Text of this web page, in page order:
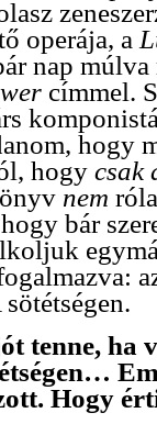
operája, a
nap
címmel.
hogy
hogy csak
nem
bár
tenne, ha
Hogy